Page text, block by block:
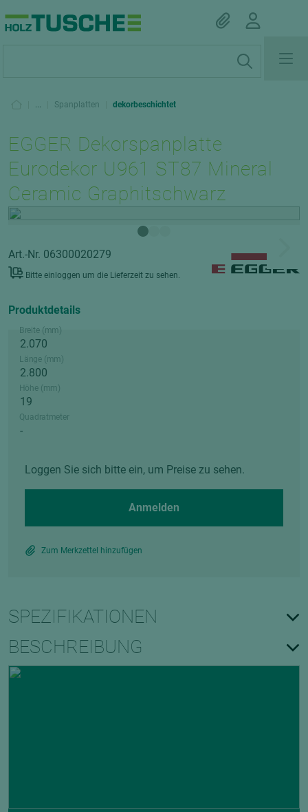
... Spanplatten dekorbeschichtet
EGGER Dekorspanplatte
Eurodekor U961 ST87 Mineral
Ceramic Graphitschwarz
Art.-Nr. 06300020279
Bitte einloggen um die Lieferzeit zu sehen.
Produktdetails
Breite (mm)
Länge (mm)
Höhe (mm)
Quadratmeter
Loggen Sie sich bitte ein, um Preise zu sehen.
Anmelden
Zum Merkzettel hinzufügen
SPEZIFIKATIONEN
BESCHREIBUNG